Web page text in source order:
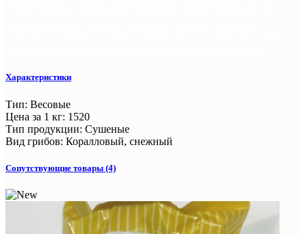
Характеристики
Тип: Весовые
Цена за 1 кг: 1520
Тип продукции: Сушеные
Вид грибов: Коралловый, снежный
Сопутствующие товары (4)